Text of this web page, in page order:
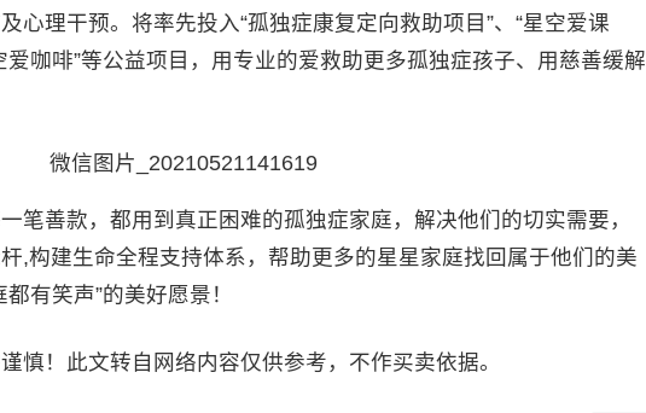
心理干预。将率先投入“孤独症康复定向救助项目”、“星空爱课
爱咖啡”等公益项目，用专业的爱救助更多孤独症孩子、用慈善缓解
善款，都用到真正困难的孤独症家庭，解决他们的切实需要，
,构建生命全程支持体系，帮助更多的星星家庭找回属于他们的美
有笑声”的美好愿景！
慎！此文转自网络内容仅供参考，不作买卖依据。